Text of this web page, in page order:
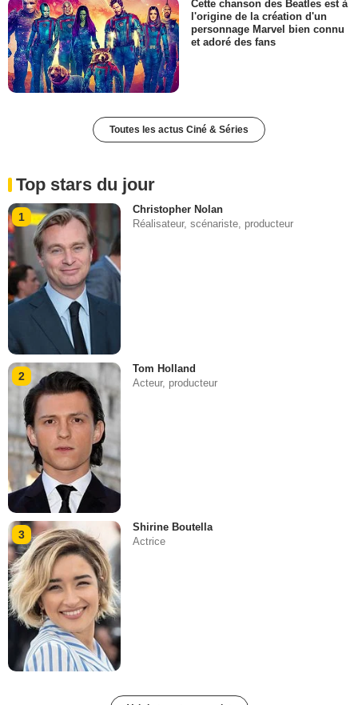
Cette chanson des Beatles est à
l'origine de la création d'un
personnage Marvel bien connu
et adoré des fans
Toutes les actus Ciné & Séries
Top stars du jour
1
Christopher Nolan
Réalisateur, scénariste, producteur
2
Tom Holland
Acteur, producteur
3
Shirine Boutella
Actrice